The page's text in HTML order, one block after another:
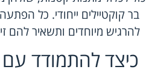
בר קוקטיילים ייחודי. כל
להרגיש מיוחדים ותשאיר להם
כיצד להתמודד עם